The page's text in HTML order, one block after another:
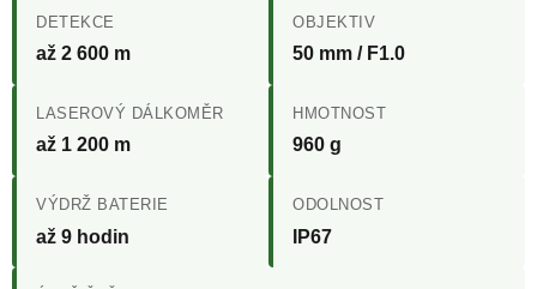
DETEKCE
až 2 600 m
OBJEKTIV
50 mm / F1.0
LASEROVÝ DÁLKOMĚR
až 1 200 m
HMOTNOST
960 g
VÝDRŽ BATERIE
až 9 hodin
ODOLNOST
IP67